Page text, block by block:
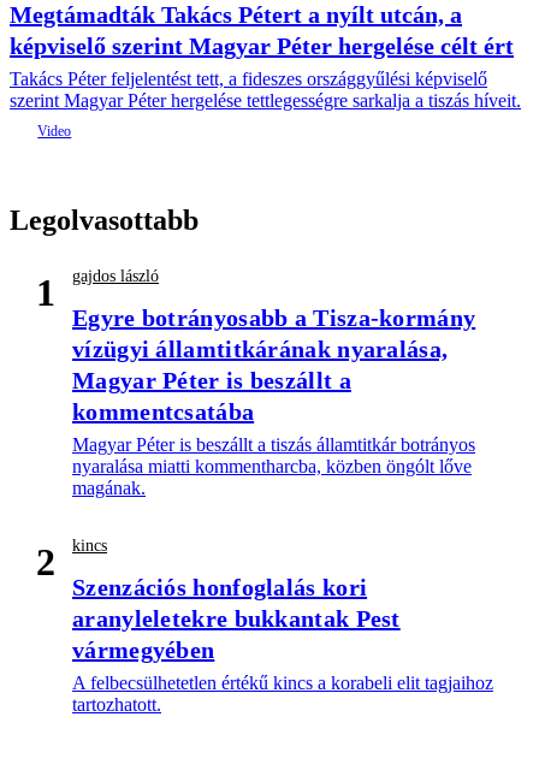
Megtámadták Takács Pétert a nyílt utcán, a
képviselő szerint Magyar Péter hergelése célt ért
Takács Péter feljelentést tett, a fideszes országgyűlési képviselő
szerint Magyar Péter hergelése tettlegességre sarkalja a tiszás híveit.
Legolvasottabb
1 gajdos lászló
Egyre botrányosabb a Tisza-kormány
vízügyi államtitkárának nyaralása,
Magyar Péter is beszállt a
kommentcsatába
Magyar Péter is beszállt a tiszás államtitkár botrányos
nyaralása miatti kommentharcba, közben öngólt lőve
magának.
2 kincs
Szenzációs honfoglalás kori
aranyleletekre bukkantak Pest
vármegyében
A felbecsülhetetlen értékű kincs a korabeli elit tagjaihoz
tartozhatott.